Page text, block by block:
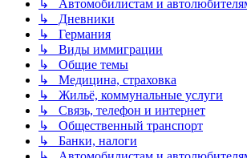
↳ Автомобилистам и
↳ Дневники
↳ Германия
↳ Виды иммиграции
↳ Общие темы
↳ Медицина, страховка
↳ Жильё, коммунальные услуги
↳ Связь, телефон и интернет
↳ Общественный транспорт
↳ Банки, налоги